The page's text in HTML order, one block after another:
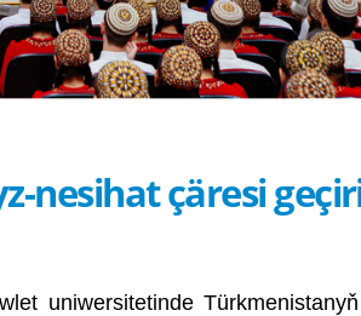
nesihat çäresi
uniwersitetinde